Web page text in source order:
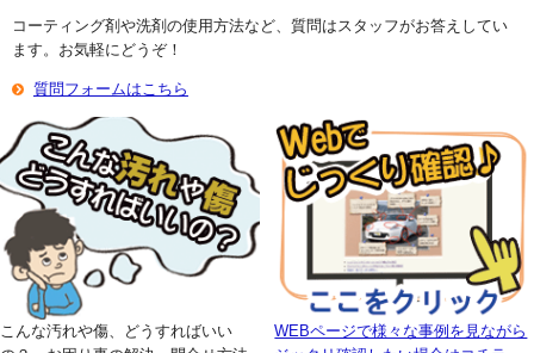
コーティング剤や洗剤の使用方法など、質問はスタッフがお答えしてい
ます。お気軽にどうぞ！
質問フォームはこちら
こんな汚れや傷、どうすればいい
WEBページで様々な事例を見ながら